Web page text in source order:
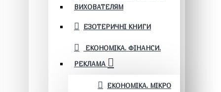
ВИХОВАТЕЛЯМ
ЕЗОТЕРИЧНІ КНИГИ
ЕКОНОМІКА. ФІНАНСИ.
РЕКЛАМА
ЕКОНОМІКА. МІКРО